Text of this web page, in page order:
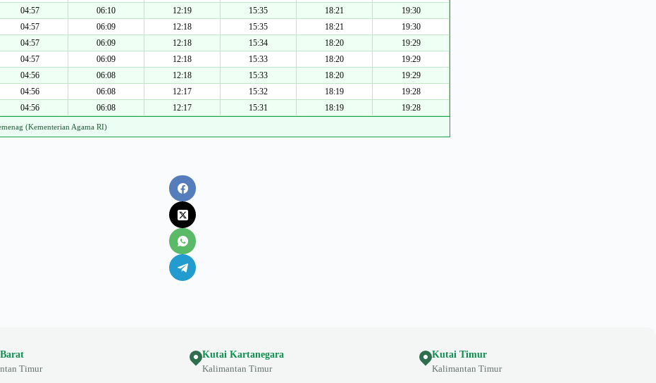
04:57 06:10 12:19 15:35 18:21
19:30
04:57 06:09 12:18 15:35 18:21
19:30
04:57 06:09 12:18 15:34 18:20
19:29
04:57 06:09 12:18 15:33 18:20
19:29
04:56 06:08 12:18 15:33 18:20
19:29
04:56 06:08 12:17 15:32 18:19
19:28
04:56 06:08 12:17 15:31 18:19 19:28
(Kementerian Agama RI)
Timur
Kutai Kartanegara
Kalimantan Timur
Kutai Timur
Kalimantan Timur